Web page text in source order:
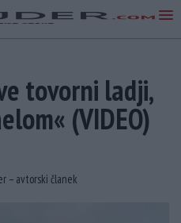
tovorni ladji,
(VIDEO)
– avtorski članek